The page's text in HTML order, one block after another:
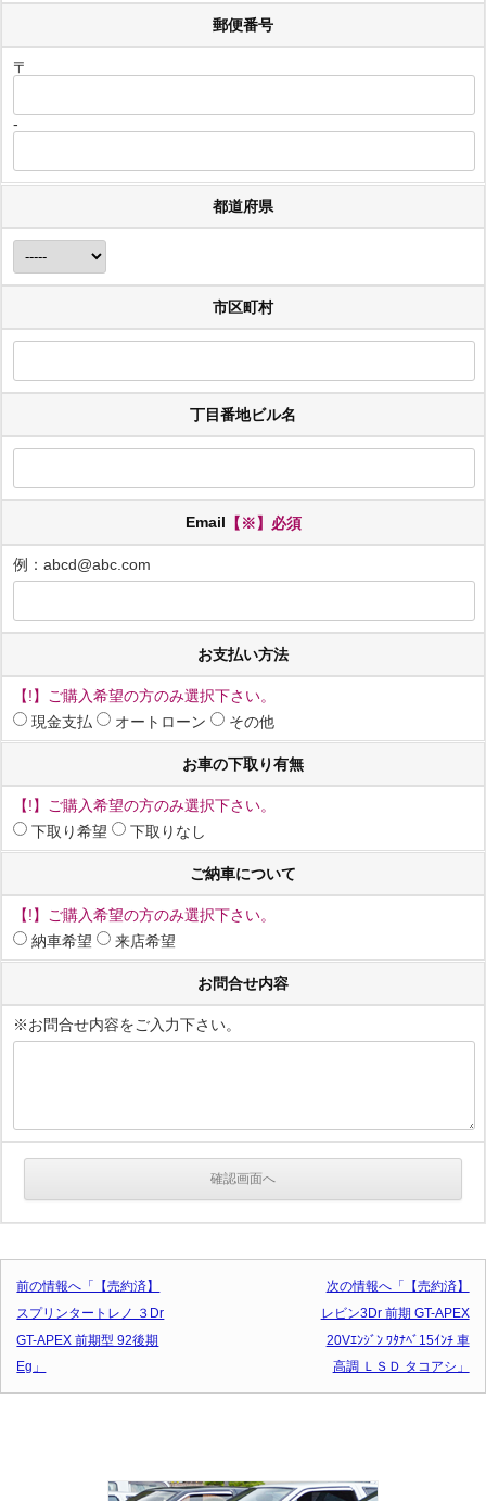
郵便番号
〒
-
都道府県
市区町村
丁目番地ビル名
Email 【※】必須
例：abcd@abc.com
お支払い方法
【!】ご購入希望の方のみ選択下さい。
現金支払
オートローン その他
お車の下取り有無
【!】ご購入希望の方のみ選択下さい。
下取り希望
下取りなし
ご納車について
【!】ご購入希望の方のみ選択下さい。
納車希望
来店希望
お問合せ内容
※お問合せ内容をご入力下さい。
前の情報へ「【売約済】
スプリンタートレノ ３Dr
GT-APEX 前期型 92後期
Eg」
次の情報へ「【売約済】
レビン3Dr 前期 GT-APEX
20Vｴﾝｼﾞﾝ ﾜﾀﾅﾍﾞ15ｲﾝﾁ 車
高調 ＬＳＤ タコアシ」